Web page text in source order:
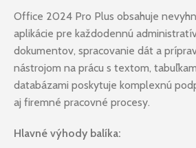
Office 2024 Pro Plus obsahuje
aplikácie pre každodennú
dokumentov, spracovanie dát a
nástrojom na prácu s textom,
databázami poskytuje komplexnú
aj firemné pracovné procesy.
Hlavné výhody balíka: